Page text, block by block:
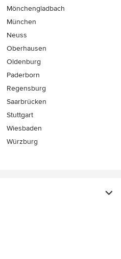
Mönchen­gladbach
München
Neuss
Oberhausen
Oldenburg
Paderborn
Regensburg
Saarbrücken
Stuttgart
Wiesbaden
Würzburg